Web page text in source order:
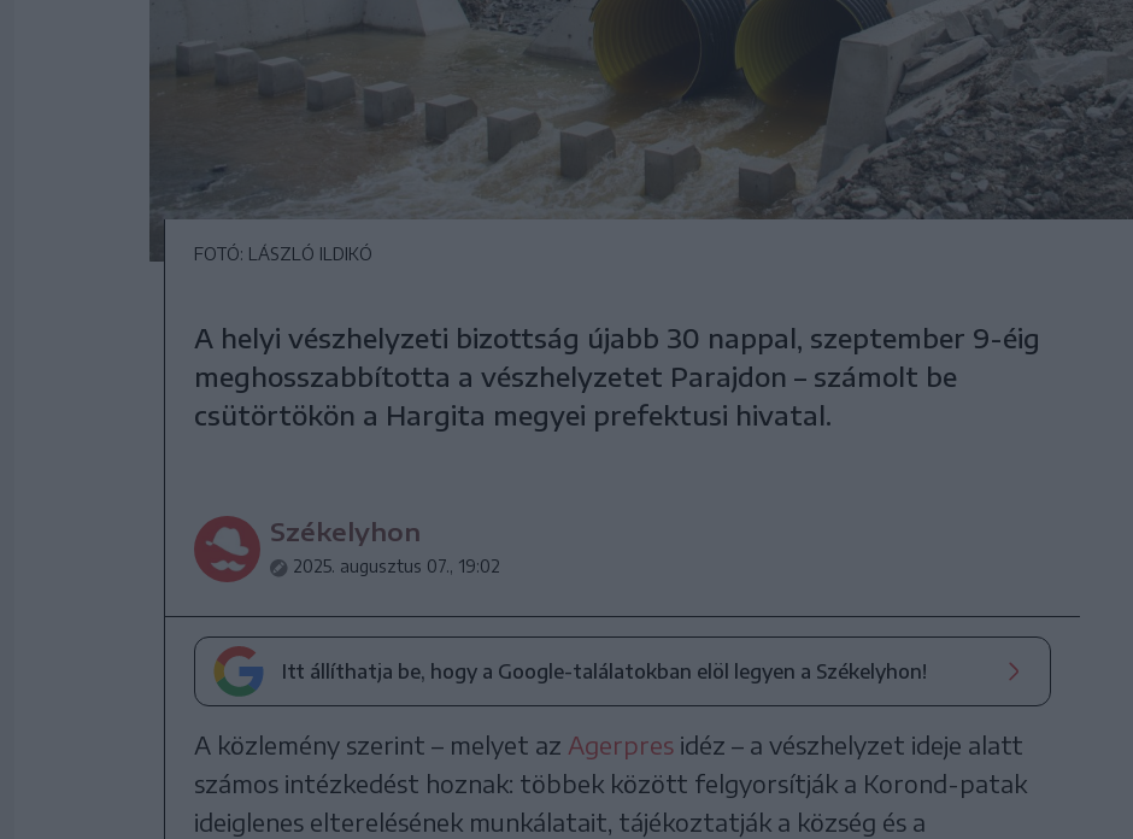
FOTÓ: LÁSZLÓ ILDIKÓ
A helyi vészhelyzeti bizottság újabb 30 nappal, szeptember 9-éig
meghosszabbította a vészhelyzetet Parajdon – számolt be
csütörtökön a Hargita megyei prefektusi hivatal.
Székelyhon
2025. augusztus 07., 19:02
Itt állíthatja be, hogy a Google-találatokban elöl legyen a Székelyhon!
A közlemény szerint – melyet az Agerpres idéz – a vészhelyzet ideje alatt
számos intézkedést hoznak: többek között felgyorsítják a Korond-patak
ideiglenes elterelésének munkálatait, tájékoztatják a község és a